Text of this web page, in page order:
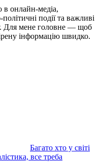
онлайн-медіа,
події та важливі
Для мене головне — щоб
інформацію швидко.
Багато хто у світі
все треба